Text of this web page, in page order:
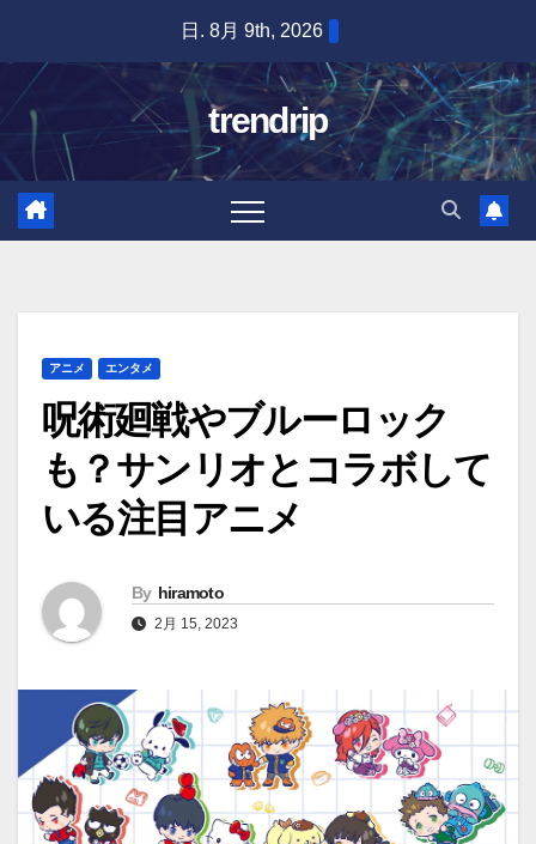
content
日. 8月 9th, 2026
trendrip
アニメ エンタメ
呪術廻戦やブルーロック
も？サンリオとコラボして
いる注目アニメ
By hiramoto
2月 15, 2023